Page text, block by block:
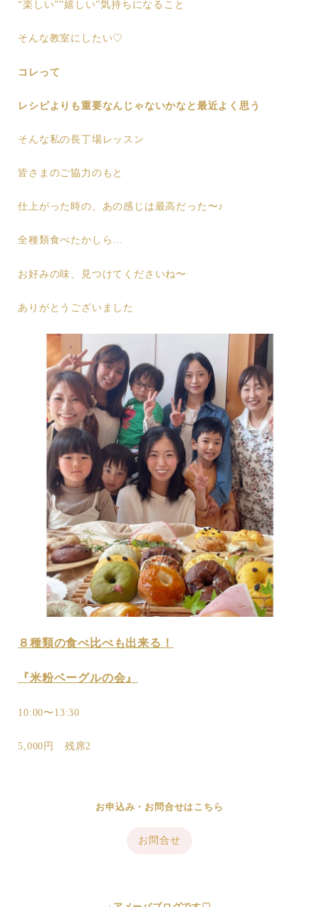
“楽しい””嬉しい”気持ちになること
そんな教室にしたい♡
コレって
レシピよりも重要なんじゃないかなと最近よく思う
そんな私の長丁場レッスン
皆さまのご協力のもと
仕上がった時の、あの感じは最高だった〜♪
全種類食べたかしら…
お好みの味、見つけてくださいね〜
ありがとうございました
８種類の食べ比べも出来る！
『米粉ベーグルの会』
10:00〜13:30
5,000円 残席2
お申込み・お問合せはこちら
お問合せ